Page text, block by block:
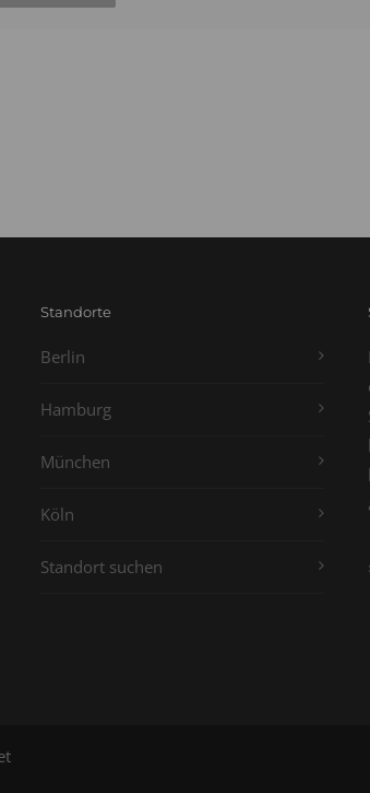
Standorte
Berlin
Hamburg
München
Köln
Standort suchen